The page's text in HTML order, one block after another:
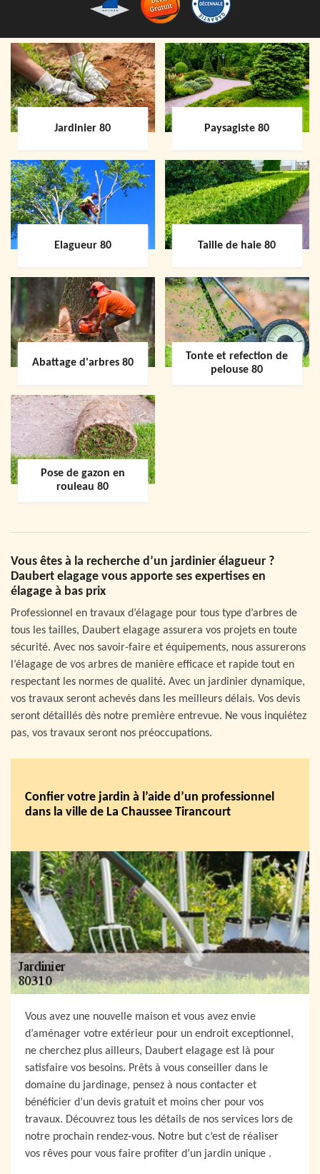
Jardinier 80 Paysagiste 80
Elagueur 80 Taille de haie 80
Abattage d'arbres 80
Tonte et refection de
pelouse 80
Pose de gazon en
rouleau 80
Vous êtes à la recherche d’un jardinier élagueur ?
Daubert elagage vous apporte ses expertises en
élagage à bas prix
Professionnel en travaux d’élagage pour tous type d’arbres de
tous les tailles, Daubert elagage assurera vos projets en toute
sécurité. Avec nos savoir-faire et équipements, nous assurerons
l’élagage de vos arbres de manière efficace et rapide tout en
respectant les normes de qualité. Avec un jardinier dynamique,
vos travaux seront achevés dans les meilleurs délais. Vos devis
seront détaillés dès notre première entrevue. Ne vous inquiétez
pas, vos travaux seront nos préoccupations.
Confier votre jardin à l’aide d’un professionnel
dans la ville de La Chaussee Tirancourt
Vous avez une nouvelle maison et vous avez envie
d’aménager votre extérieur pour un endroit exceptionnel,
ne cherchez plus ailleurs, Daubert elagage est là pour
satisfaire vos besoins. Prêts à vous conseiller dans le
domaine du jardinage, pensez à nous contacter et
bénéficier d’un devis gratuit et moins cher pour vos
travaux. Découvrez tous les détails de nos services lors de
notre prochain rendez-vous. Notre but c’est de réaliser
vos rêves pour vous faire profiter d’un jardin unique .